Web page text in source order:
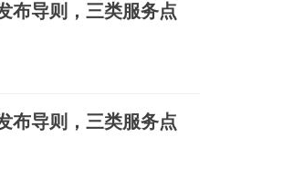
布导则，三类服务点
布导则，三类服务点